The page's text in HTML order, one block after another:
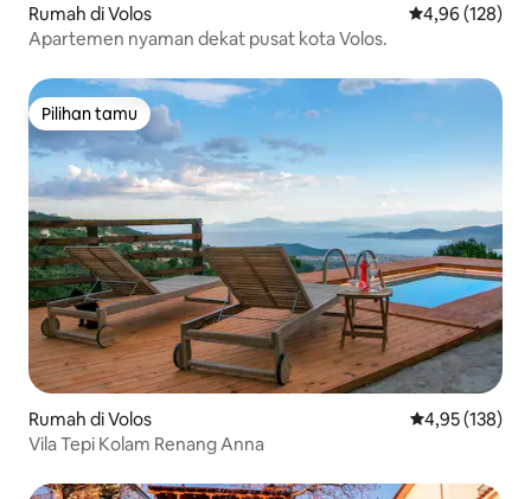
Rumah di Volos Nilai rata-rata
4,96 (128)
Apartemen nyaman dekat pusat kota Volos.
Pilihan tamu
Pilihan tamu
Rumah di Volos Nilai rata-rata
4,95 (138)
Vila Tepi Kolam Renang Anna